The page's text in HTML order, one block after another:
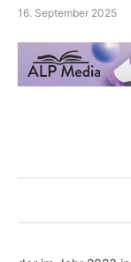
16. September 2025